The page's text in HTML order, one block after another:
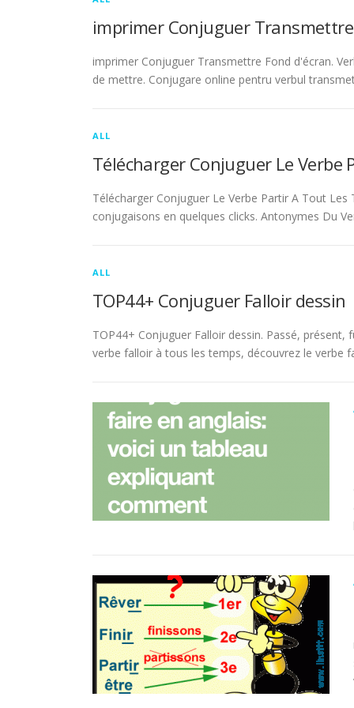
imprimer Conjuguer
imprimer Conjuguer Transmettre Fond d'écran.
de mettre. Conjugare online pentru verbul
ALL
Télécharger Conjuguer Le Verbe
Télécharger Conjuguer Le Verbe Partir A Tout
conjugaisons en quelques clicks. Antonymes Du
ALL
TOP44+ Conjuguer Falloir dessin
TOP44+ Conjuguer Falloir dessin. Passé,
verbe falloir à tous les temps, découvrez le verbe